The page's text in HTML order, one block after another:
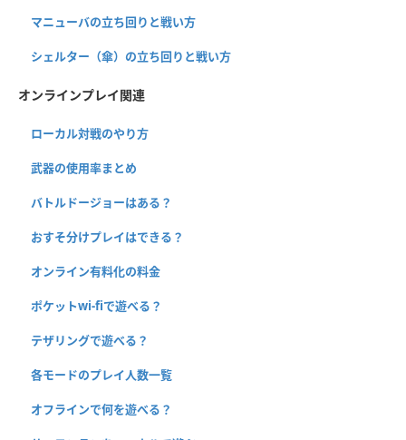
マニューバの立ち回りと戦い方
シェルター（傘）の立ち回りと戦い方
オンラインプレイ関連
ローカル対戦のやり方
武器の使用率まとめ
バトルドージョーはある？
おすそ分けプレイはできる？
オンライン有料化の料金
ポケットwi-fiで遊べる？
テザリングで遊べる？
各モードのプレイ人数一覧
オフラインで何を遊べる？